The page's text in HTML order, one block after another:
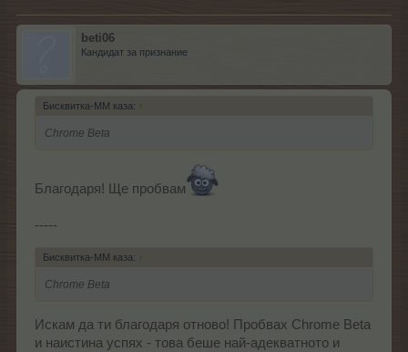
beti06
Кандидат за признание
Бисквитка-ММ каза: ↑
Chrome Beta
Благодаря! Ще пробвам
-----
Бисквитка-ММ каза: ↑
Chrome Beta
Искам да ти благодаря отново! Пробвах Chrome Beta
и наистина успях - това беше най-адекватното и